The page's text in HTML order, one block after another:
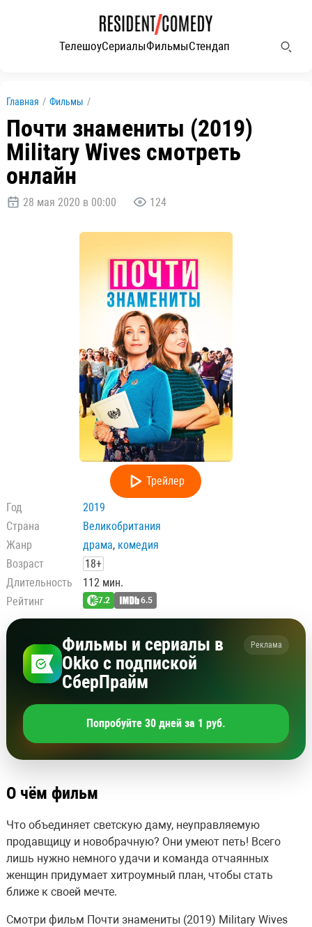
ТелешоуСериалыФильмыСтендап
Главная / Фильмы /
Почти знамениты (2019)
Military Wives смотреть
онлайн
28 мая 2020 в 00:00 124
Трейлер
Год
2019
Страна
Великобритания
Жанр
драма, комедия
Возраст
18+
Длительность
112 мин.
Рейтинг
7.2 6.5
Фильмы и сериалы в
Okko с подпиской
СберПрайм
Реклама
Попробуйте 30 дней за 1 руб.
О чём фильм
Что объединяет светскую даму, неуправляемую
продавщицу и новобрачную? Они умеют петь! Всего
лишь нужно немного удачи и команда отчаянных
женщин придумает хитроумный план, чтобы стать
ближе к своей мечте.
Смотри фильм Почти знамениты (2019) Military Wives